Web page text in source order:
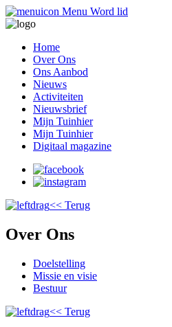
Menu Word lid
Home
Over Ons
Ons Aanbod
Nieuws
Activiteiten
Nieuwsbrief
Mijn Tuinhier
Mijn Tuinhier
Digitaal magazine
<< Terug
Over Ons
Doelstelling
Missie en visie
Bestuur
<< Terug